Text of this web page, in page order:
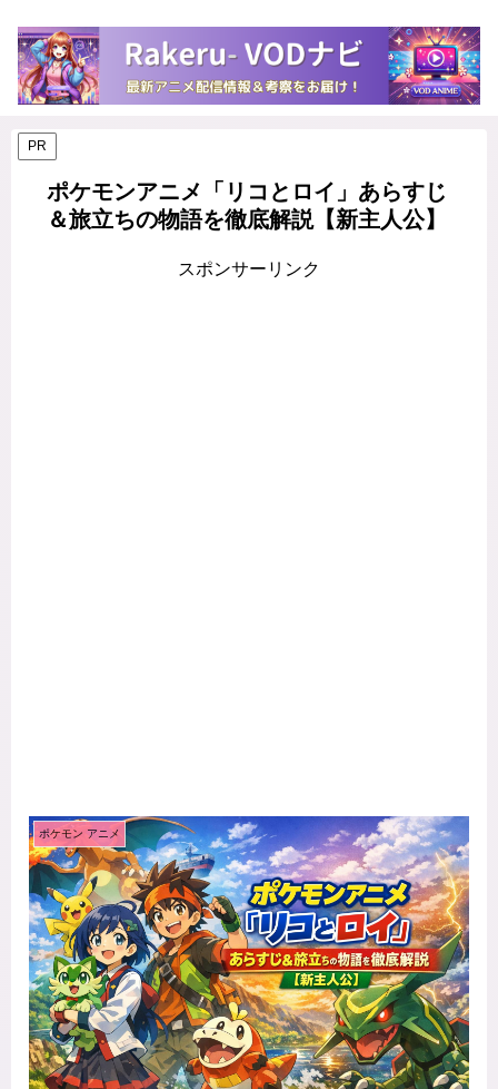
PR
ポケモンアニメ「リコとロイ」あらすじ
＆旅立ちの物語を徹底解説【新主人公】
スポンサーリンク
ポケモン アニメ